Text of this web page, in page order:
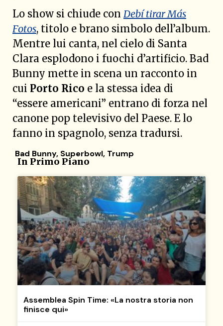
Lo show si chiude con Debí tirar Más
Fotos, titolo e brano simbolo dell’album.
Mentre lui canta, nel cielo di Santa
Clara esplodono i fuochi d’artificio. Bad
Bunny mette in scena un racconto in
cui Porto Rico e la stessa idea di
“essere americani” entrano di forza nel
canone pop televisivo del Paese. E lo
fanno in spagnolo, senza tradursi.
Bad Bunny, Superbowl, Trump
In Primo Piano
Assemblea Spin Time: «La nostra storia non
finisce qui»